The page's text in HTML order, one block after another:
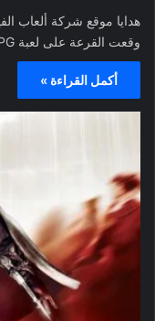
وقعت القرعة على لعبة RPG الأربيجي Child…
أكمل القراءة »